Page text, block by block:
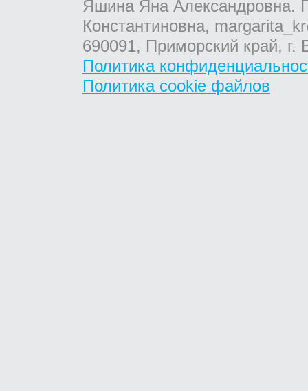
Яшина Яна Александровна.
Константиновна,
690091, Приморский край,
Политика
Политика cookie файлов